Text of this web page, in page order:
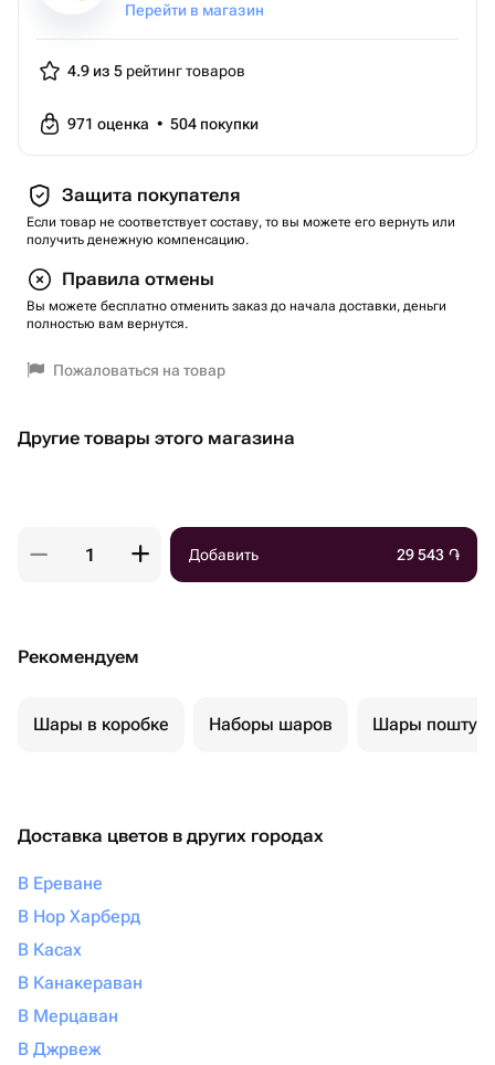
Перейти в магазин
4.9 из 5 рейтинг товаров
971 оценка • 504 покупки
Защита покупателя
Если товар не соответствует составу, то вы можете его вернуть или
получить денежную компенсацию.
Правила отмены
Вы можете бесплатно отменить заказ до начала доставки, деньги
полностью вам вернутся.
Пожаловаться на товар
Другие товары этого магазина
Добавить 29 543 ֏
Рекомендуем
Шары в коробке Наборы шаров Шары
Доставка цветов в других городах
В Ереване
В Нор Харберд
В Касах
В Канакераван
В Мерцаван
В Джрвеж